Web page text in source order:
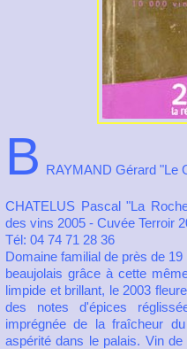
B RAYMAND Gérard "Le
CHATELUS Pascal "La
des vins 2005 - Cuvée Terroir
Tél: 04 74 71 28 36
Domaine familial de près de
beaujolais grâce à cette
limpide et brillant, le 2003
des notes d'épices
imprégnée de la fraîcheur
aspérité dans le palais. Vin